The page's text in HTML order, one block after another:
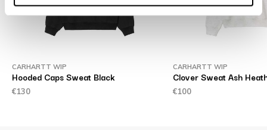
CARHARTT WIP
Hooded Caps Sweat Black
€130
CARHARTT WIP
Clover Sweat Ash
€100